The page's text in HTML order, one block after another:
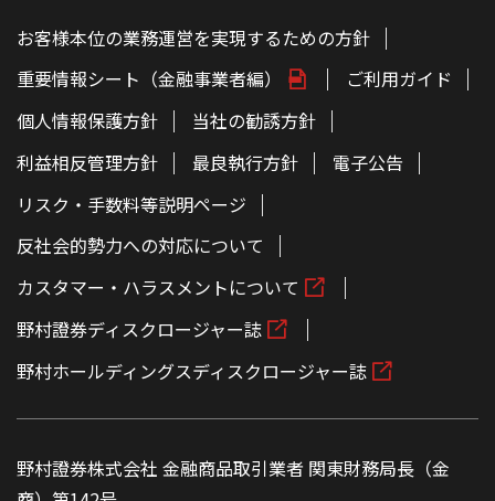
お客様本位の業務運営を実現するための方針
重要情報シート（金融事業者編）
ご利用ガイド
個人情報保護方針
当社の勧誘方針
利益相反管理方針
最良執行方針
電子公告
リスク・手数料等説明ページ
反社会的勢力への対応について
カスタマー・ハラスメントについて
野村證券ディスクロージャー誌
野村ホールディングスディスクロージャー誌
野村證券株式会社 金融商品取引業者 関東財務局長（金